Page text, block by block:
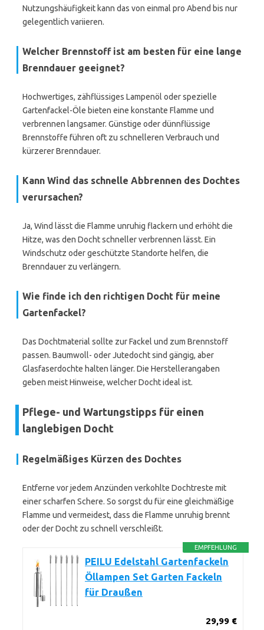
Nutzungshäufigkeit kann das von einmal pro Abend bis nur
gelegentlich variieren.
Welcher Brennstoff ist am besten für eine lange
Brenndauer geeignet?
Hochwertiges, zähflüssiges Lampenöl oder spezielle
Gartenfackel-Öle bieten eine konstante Flamme und
verbrennen langsamer. Günstige oder dünnflüssige
Brennstoffe führen oft zu schnelleren Verbrauch und
kürzerer Brenndauer.
Kann Wind das schnelle Abbrennen des Dochtes
verursachen?
Ja, Wind lässt die Flamme unruhig flackern und erhöht die
Hitze, was den Docht schneller verbrennen lässt. Ein
Windschutz oder geschützte Standorte helfen, die
Brenndauer zu verlängern.
Wie finde ich den richtigen Docht für meine
Gartenfackel?
Das Dochtmaterial sollte zur Fackel und zum Brennstoff
passen. Baumwoll- oder Jutedocht sind gängig, aber
Glasfaserdochte halten länger. Die Herstellerangaben
geben meist Hinweise, welcher Docht ideal ist.
Pflege- und Wartungstipps für einen
langlebigen Docht
Regelmäßiges Kürzen des Dochtes
Entferne vor jedem Anzünden verkohlte Dochtreste mit
einer scharfen Schere. So sorgst du für eine gleichmäßige
Flamme und vermeidest, dass die Flamme unruhig brennt
oder der Docht zu schnell verschleißt.
EMPFEHLUNG
PEILU Edelstahl Gartenfackeln
Öllampen Set Garten Fackeln
für Draußen
29,99 €